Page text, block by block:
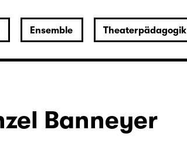
Ensemble Theaterpädagogik
Banneyer